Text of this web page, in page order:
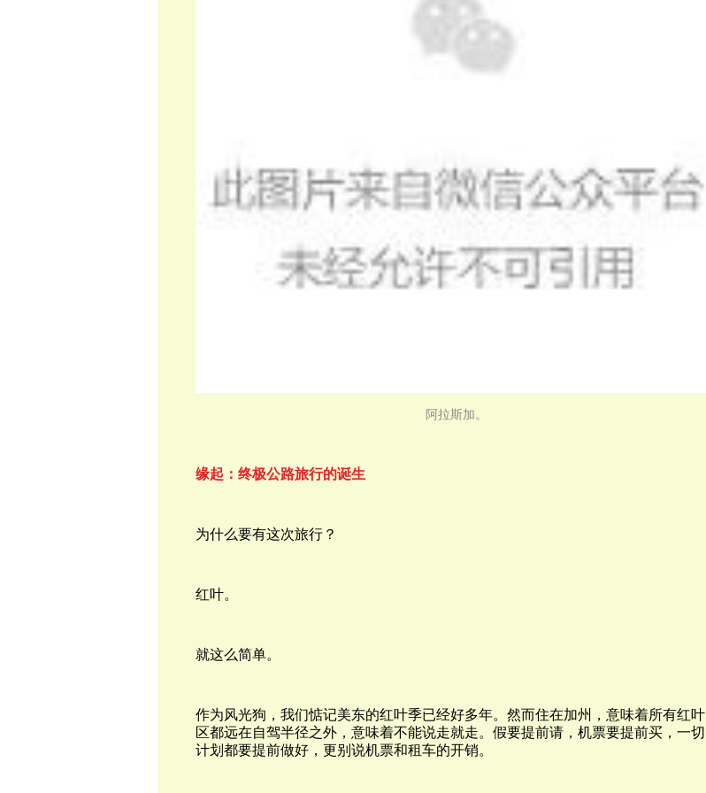
阿拉斯加。
缘起：终极公路旅行的诞生
为什么要有这次旅行？
红叶。
就这么简单。
作为风光狗，我们惦记美东的红叶季已经好多年。然而住在加州，意味着所有红叶
区都远在自驾半径之外，意味着不能说走就走。假要提前请，机票要提前买，一切
计划都要提前做好，更别说机票和租车的开销。